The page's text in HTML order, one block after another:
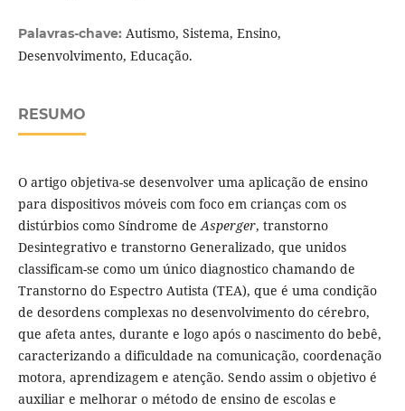
Palavras-chave: Autismo, Sistema, Ensino,
Desenvolvimento, Educação.
RESUMO
O artigo objetiva-se desenvolver uma aplicação de ensino
para dispositivos móveis com foco em crianças com os
distúrbios como Síndrome deAsperger, transtorno
Desintegrativo e transtorno Generalizado, que unidos
classificam-se como um único diagnostico chamando de
Transtorno do Espectro Autista (TEA), que é uma condição
de desordens complexas no desenvolvimento do cérebro,
que afeta antes, durante e logo após o nascimento do bebê,
caracterizando a dificuldade na comunicação, coordenação
motora, aprendizagem e atenção. Sendo assim o objetivo é
auxiliar e melhorar o método de ensino de escolas e